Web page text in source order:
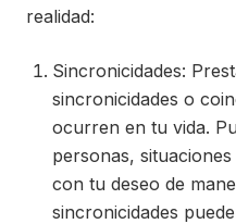
realidad:
Sincronicidades:
sincronicidades o
ocurren en tu vida.
personas,
con tu deseo de
sincronicidades